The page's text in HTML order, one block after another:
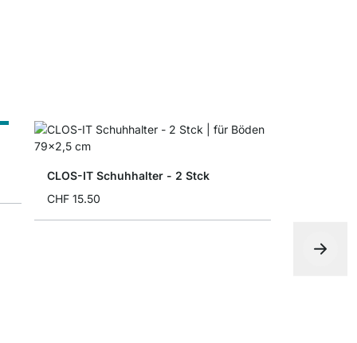
CLOS-IT Schuhhalter - 2 Stck
CHF 15.50